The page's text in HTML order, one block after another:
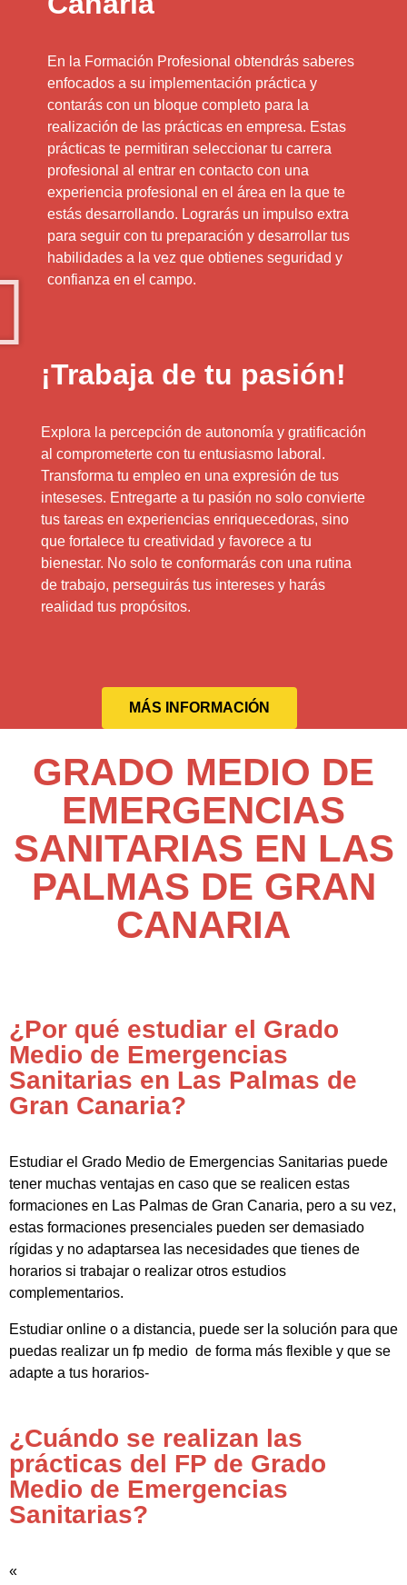
En la Formación Profesional obtendrás saberes
enfocados a su implementación práctica y
contarás con un bloque completo para la
realización de las prácticas en empresa. Estas
prácticas te permitiran seleccionar tu carrera
profesional al entrar en contacto con una
experiencia profesional en el área en la que te
estás desarrollando. Lograrás un impulso extra
para seguir con tu preparación y desarrollar tus
habilidades a la vez que obtienes seguridad y
confianza en el campo.
¡Trabaja de tu pasión!
Explora la percepción de autonomía y gratificación
al comprometerte con tu entusiasmo laboral.
Transforma tu empleo en una expresión de tus
inteseses. Entregarte a tu pasión no solo convierte
tus tareas en experiencias enriquecedoras, sino
que fortalece tu creatividad y favorece a tu
bienestar. No solo te conformarás con una rutina
de trabajo, perseguirás tus intereses y harás
realidad tus propósitos.
MÁS INFORMACIÓN
GRADO MEDIO DE
EMERGENCIAS
SANITARIAS EN LAS
PALMAS DE GRAN
CANARIA
¿Por qué estudiar el Grado
Medio de Emergencias
Sanitarias en Las Palmas de
Gran Canaria?
Estudiar el Grado Medio de Emergencias Sanitarias puede
tener muchas ventajas en caso que se realicen estas
formaciones en Las Palmas de Gran Canaria, pero a su vez,
estas formaciones presenciales pueden ser demasiado
rígidas y no adaptarsea las necesidades que tienes de
horarios si trabajar o realizar otros estudios
complementarios.
Estudiar online o a distancia, puede ser la solución para que
puedas realizar un fp medio de forma más flexible y que se
adapte a tus horarios-
¿Cuándo se realizan las
prácticas del FP de Grado
Medio de Emergencias
Sanitarias?
«